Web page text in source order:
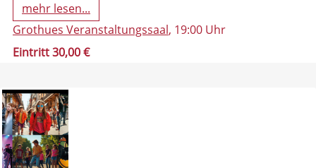
mehr lesen...
Grothues Veranstaltungssaal, 19:00 Uhr
Eintritt 30,00 €